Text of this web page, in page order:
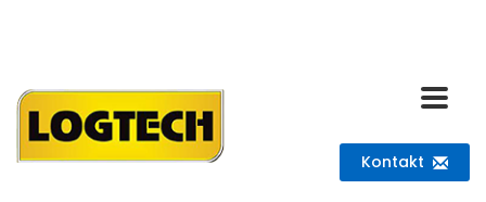
Kontakt